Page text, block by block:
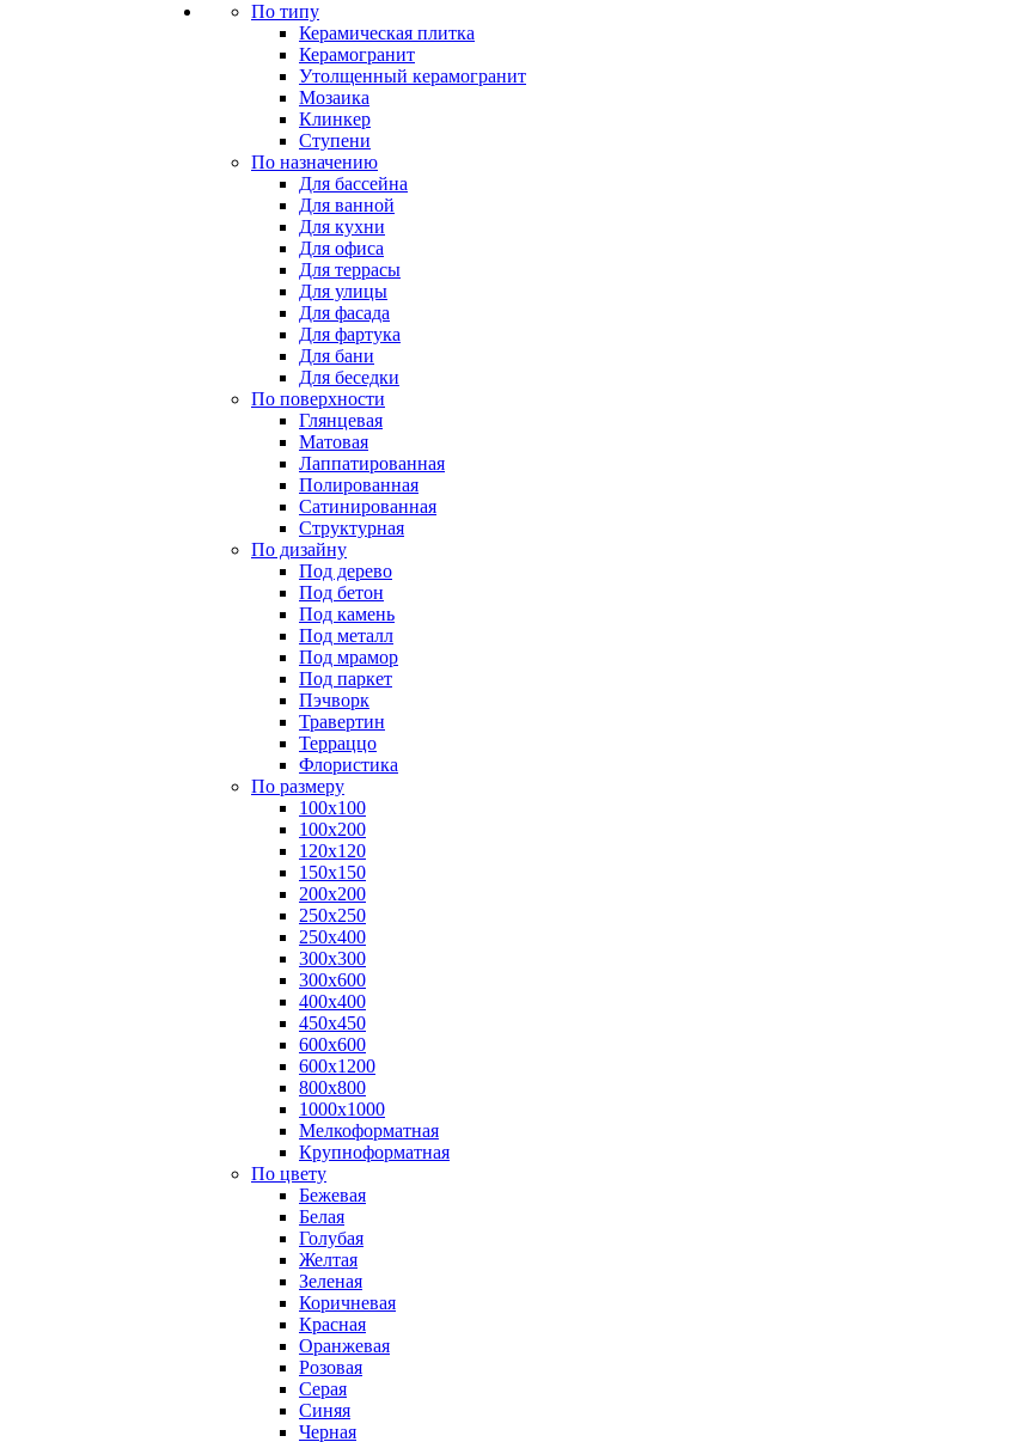
По типу
Керамическая плитка
Керамогранит
Утолщенный керамогранит
Мозаика
Клинкер
Ступени
По назначению
Для бассейна
Для ванной
Для кухни
Для офиса
Для террасы
Для улицы
Для фасада
Для фартука
Для бани
Для беседки
По поверхности
Глянцевая
Матовая
Лаппатированная
Полированная
Сатинированная
Структурная
По дизайну
Под дерево
Под бетон
Под камень
Под металл
Под мрамор
Под паркет
Пэчворк
Травертин
Терраццо
Флористика
По размеру
100х100
100х200
120х120
150х150
200х200
250х250
250х400
300х300
300х600
400х400
450х450
600х600
600х1200
800х800
1000х1000
Мелкоформатная
Крупноформатная
По цвету
Бежевая
Белая
Голубая
Желтая
Зеленая
Коричневая
Красная
Оранжевая
Розовая
Серая
Синяя
Черная